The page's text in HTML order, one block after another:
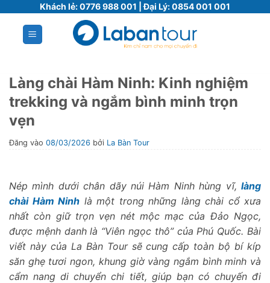
Khách lẻ:0776 988 001 | Đại Lý:0854 001 001
Làng chài Hàm Ninh: Kinh nghiệm
trekking và ngắm bình minh trọn
vẹn
Đăng vào 08/03/2026 bởi La Bàn Tour
Nép mình dưới chân dãy núi Hàm Ninh hùng vĩ, làng
chài Hàm Ninh là một trong những làng chài cổ xưa
nhất còn giữ trọn vẹn nét mộc mạc của Đảo Ngọc,
được mệnh danh là “Viên ngọc thô” của Phú Quốc. Bài
viết này của La Bàn Tour sẽ cung cấp toàn bộ bí kíp
săn ghẹ tươi ngon, khung giờ vàng ngắm bình minh và
cẩm nang di chuyển chi tiết, giúp bạn có chuyến đi